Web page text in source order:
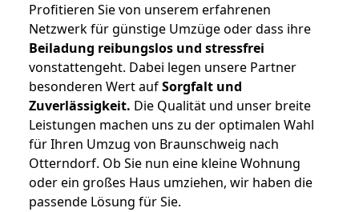
Profitieren Sie von unserem erfahrenen
Netzwerk für günstige Umzüge oder dass ihre
Beiladung reibungslos und stressfrei
vonstattengeht. Dabei legen unsere Partner
besonderen Wert aufSorgfalt und
Zuverlässigkeit. Die Qualität und unser breite
Leistungen machen uns zu der optimalen Wahl
für Ihren Umzug von Braunschweig nach
Otterndorf. Ob Sie nun eine kleine Wohnung
oder ein großes Haus umziehen, wir haben die
passende Lösung für Sie.